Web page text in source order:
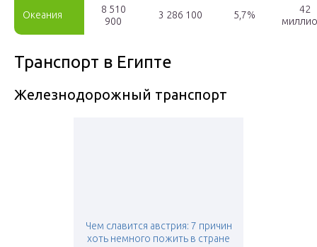
Океания
8 510
900
3 286 100 5,7%
42
Транспорт в Египте
Железнодорожный транспорт
Чем славится австрия: 7 причин
хоть немного пожить в стране